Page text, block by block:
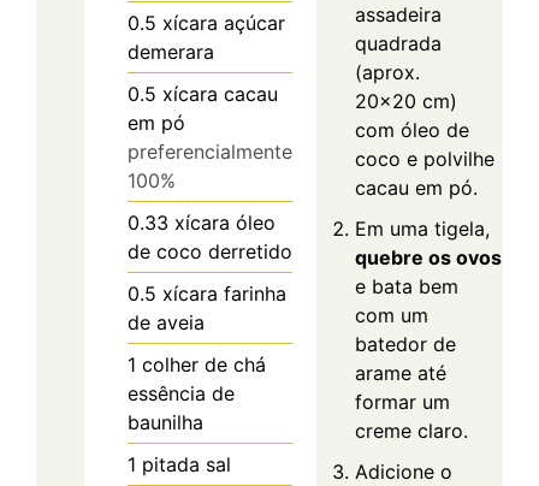
0.5 xícara açúcar
demerara
0.5 xícara cacau
em pó
preferencialmente
100%
0.33 xícara óleo
de coco derretido
0.5 xícara farinha
de aveia
1 colher de chá
essência de
baunilha
1 pitada sal
assadeira
quadrada
(aprox.
20x20 cm)
com óleo de
coco e polvilhe
cacau em pó.
Em uma tigela,
quebre os ovos
e bata bem
com um
batedor de
arame até
formar um
creme claro.
Adicione o